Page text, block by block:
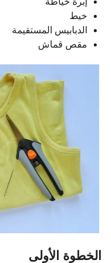
خيط
الدبابيس المستقيمة
مقص قماش
الخطوة الأولى